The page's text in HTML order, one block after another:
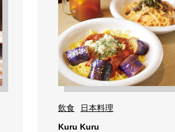
飲食
日本料理
Kuru Kuru